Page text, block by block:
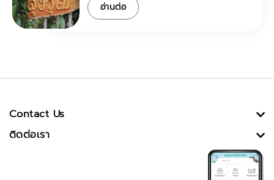
อ่านต่อ
Contact Us
ติดต่อเรา